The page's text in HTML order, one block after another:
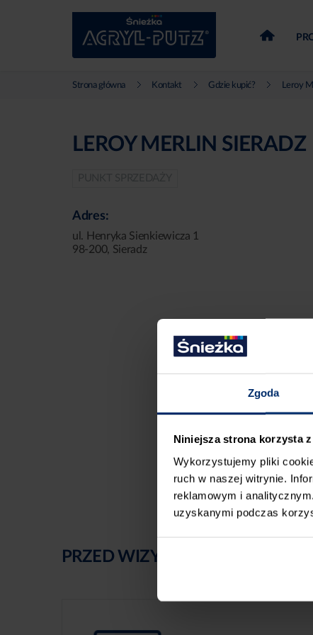
Zgoda
Niniejsza strona korzysta
Wykorzystujemy pliki
ruch w naszej witrynie.
reklamowym i
uzyskanymi podczas
Strona główna Kontakt Gdzie kupić? Leroy
LEROY MERLIN SIERADZ
Adres:
ul. Henryka Sienkiewicza 1
98-200, Sieradz
PRZED WIZYTĄ W SKLEPIE